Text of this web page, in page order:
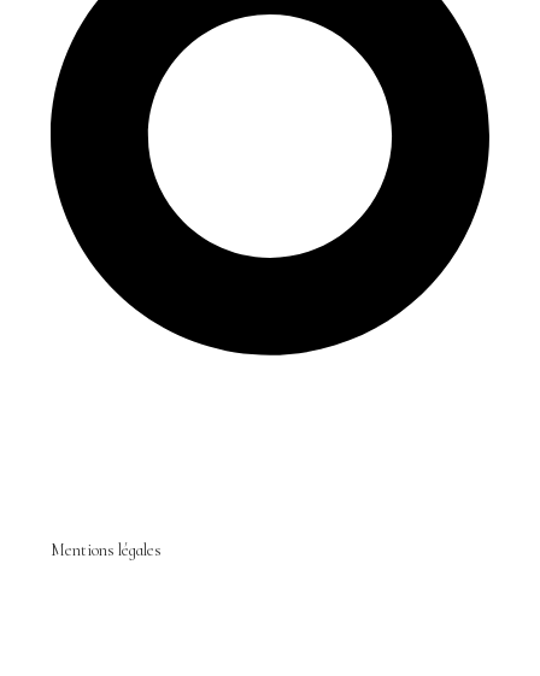
Mentions légales